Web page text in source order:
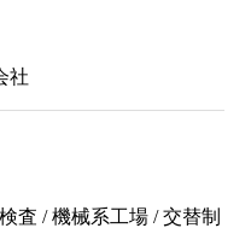
社
査 / 機械系工場 / 交替制